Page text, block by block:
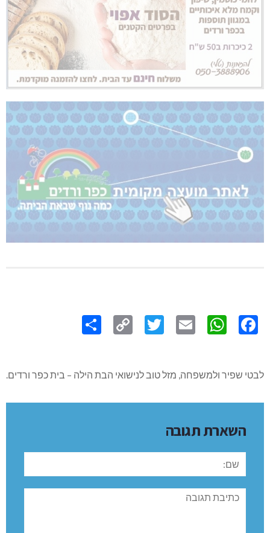
Link
לבטי שפיר ולמשפחה, מזל טוב לנישואי הבת הילה – בית כפר ורדים.
השארת תגובה
שם:
תגובה